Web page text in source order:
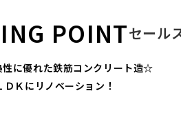
POINTセール
性に優れた鉄筋コンクリート造☆
Ｋにリノベーション！